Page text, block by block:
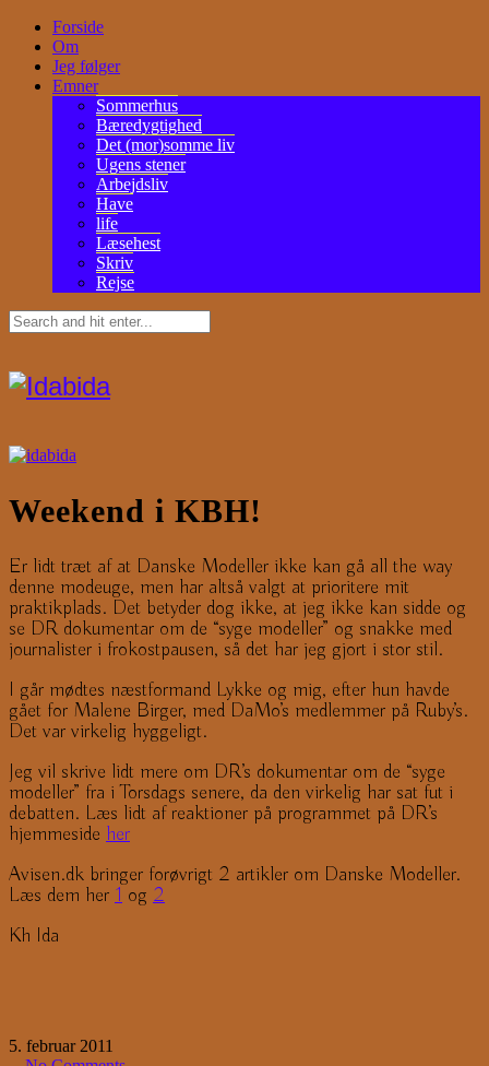
Forside
Om
Jeg følger
Emner
Sommerhus
Bæredygtighed
Det (mor)somme liv
Ugens stener
Arbejdsliv
Have
life
Læsehest
Skriv
Rejse
Weekend i KBH!
Er lidt træt af at Danske Modeller ikke kan gå all the way
denne modeuge, men har altså valgt at prioritere mit
praktikplads. Det betyder dog ikke, at jeg ikke kan sidde og
se DR dokumentar om de “syge modeller” og snakke med
journalister i frokostpausen, så det har jeg gjort i stor stil.
I går mødtes næstformand Lykke og mig, efter hun havde
gået for Malene Birger, med DaMo’s medlemmer på Ruby’s.
Det var virkelig hyggeligt.
Jeg vil skrive lidt mere om DR’s dokumentar om de “syge
modeller” fra i Torsdags senere, da den virkelig har sat fut i
debatten. Læs lidt af reaktioner på programmet på DR’s
hjemmeside her
Avisen.dk bringer forøvrigt 2 artikler om Danske Modeller.
Læs dem her 1 og 2
Kh Ida
5. februar 2011